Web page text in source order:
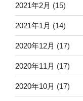
2021年2月 (15)
2021年1月 (14)
2020年12月 (17)
2020年11月 (17)
2020年10月 (17)